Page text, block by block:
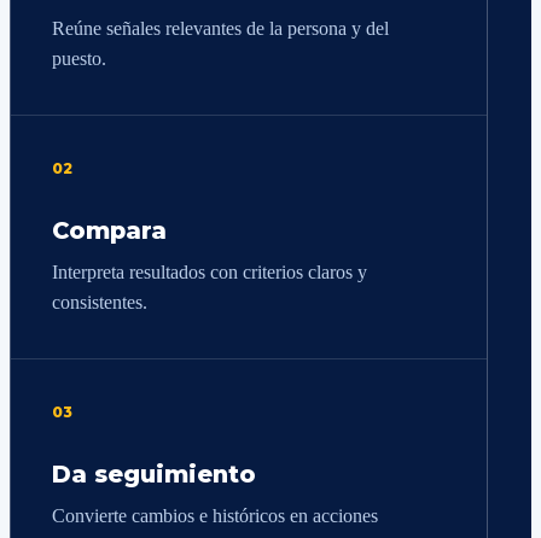
Reúne señales relevantes de la persona y del
puesto.
02
Compara
Interpreta resultados con criterios claros y
consistentes.
03
Da seguimiento
Convierte cambios e históricos en acciones